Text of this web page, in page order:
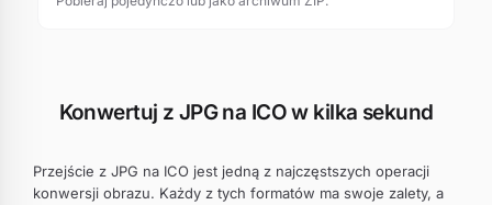
Konwertuj z JPG na ICO w kilka sekund
Przejście z JPG na ICO jest jedną z najczęstszych operacji
konwersji obrazu. Każdy z tych formatów ma swoje zalety, a